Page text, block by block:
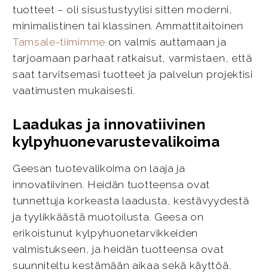
tuotteet – oli sisustustyylisi sitten moderni,
minimalistinen tai klassinen. Ammattitaitoinen
Tamsale-tiimimme on valmis auttamaan ja
tarjoamaan parhaat ratkaisut, varmistaen, että
saat tarvitsemasi tuotteet ja palvelun projektisi
vaatimusten mukaisesti.
Laadukas ja innovatiivinen
kylpyhuonevarustevalikoima
Geesan tuotevalikoima on laaja ja
innovatiivinen. Heidän tuotteensa ovat
tunnettuja korkeasta laadusta, kestävyydestä
ja tyylikkäästä muotoilusta. Geesa on
erikoistunut kylpyhuonetarvikkeiden
valmistukseen, ja heidän tuotteensa ovat
suunniteltu kestämään aikaa sekä käyttöä.